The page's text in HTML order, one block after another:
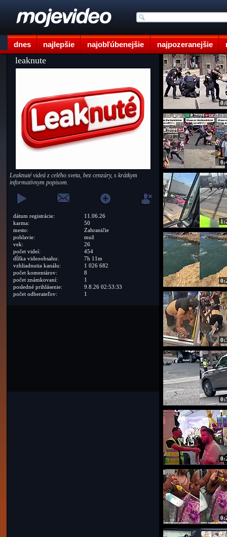
dnes najlepšie najobľúbenejšie najpozeranejšie
leaknute
Leaknuté videá z celého sveta, bez cenzúry, s krátkym
informatívnym popisom.
dátum registrácie:
11.06.26
karma:
50
mesto:
Zahraničie
pohlavie:
muž
vek:
26
počet videí:
454
dĺžka videoobsahu:
7h 11m
vzhliadnutia kanálu:
1 026 682
počet komentárov:
8
počet známkovaní:
1
posledné prihlásenie:
9.8.26 02:53:33
počet odberateľov:
1